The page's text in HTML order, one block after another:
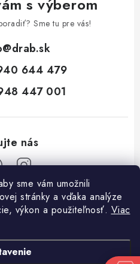
sme vám umožnili
stránky a vďaka analýze
výkon a použiteľnosť. Viac
s výberom
Sme tu pre vás!
@drab.sk
644 479
447 001